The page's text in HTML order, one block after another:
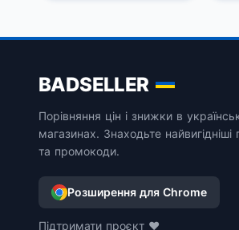
BADSELLER
Порівняння цін і знижки в
магазинах. Знаходьте найвигідніші
та промокоди.
Розширення для Chrome
Підтримати проєкт ❤️